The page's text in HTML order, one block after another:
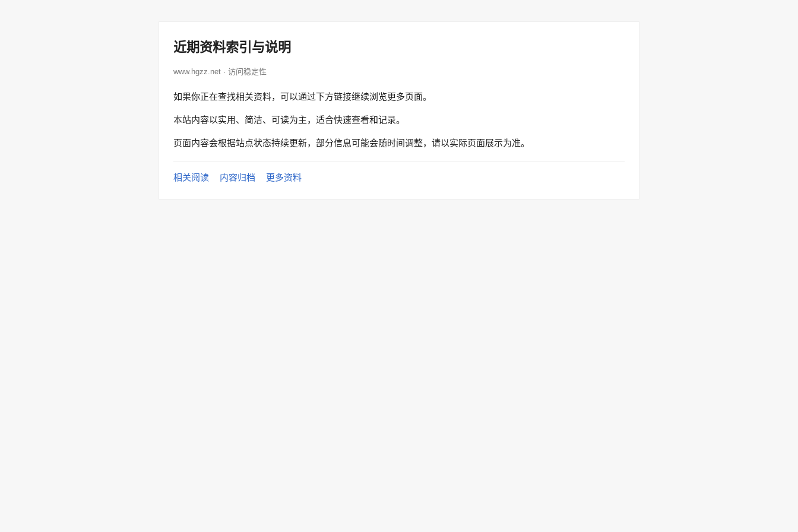
近期资料索引与说明
www.hgzz.net · 访问稳定性
如果你正在查找相关资料，可以通过下方链接继续浏览更多页面。
本站内容以实用、简洁、可读为主，适合快速查看和记录。
页面内容会根据站点状态持续更新，部分信息可能会随时间调整，请以实际页面展示为准。
相关阅读 内容归档 更多资料